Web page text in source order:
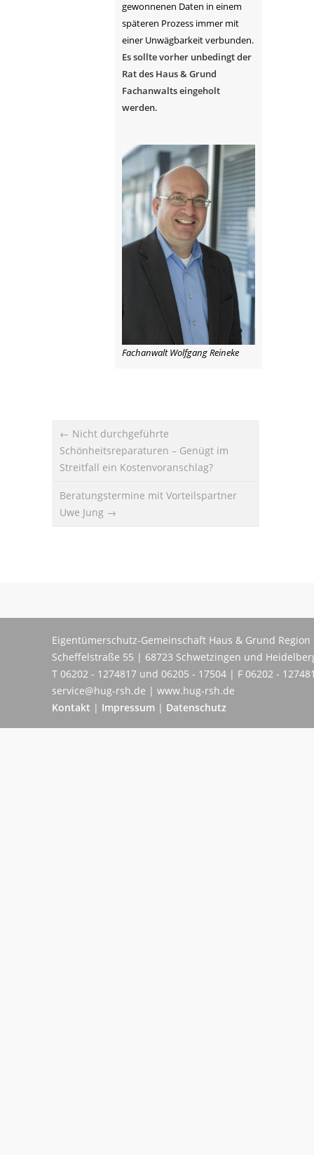
gewonnenen Daten in einem
späteren Prozess immer mit
einer Unwägbarkeit verbunden.
Es sollte vorher unbedingt der
Rat des Haus & Grund
Fachanwalts eingeholt
werden.
Fachanwalt Wolfgang Reineke
← Nicht durchgeführte
Schönheitsreparaturen – Genügt im
Streitfall ein Kostenvoranschlag?
Beratungstermine mit Vorteilspartner
Uwe Jung →
Eigentümerschutz-Gemeinschaft Haus & Grund
Scheffelstraße 55 | 68723 Schwetzingen und
T 06202 - 1274817 und 06205 - 17504 | F 06202 -
service@hug-rsh.de | www.hug-rsh.de
Kontakt | Impressum | Datenschutz